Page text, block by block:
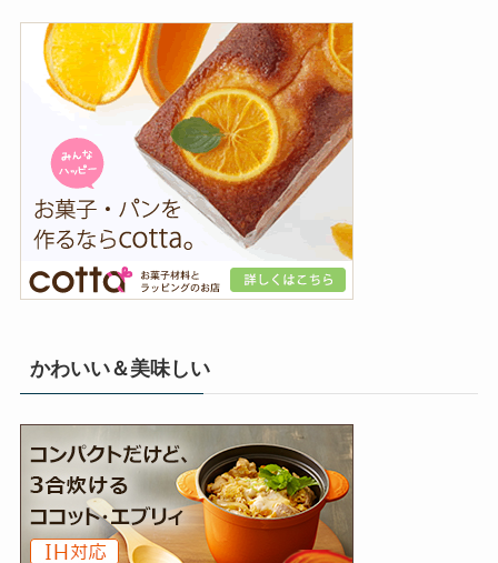
かわいい＆美味しい